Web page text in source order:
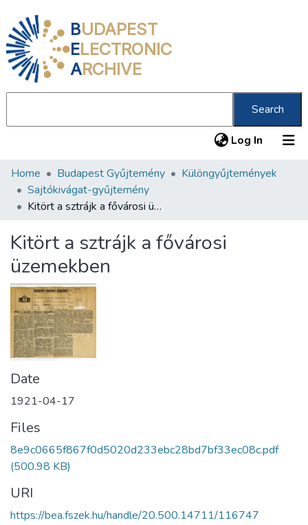
BUDAPEST
ELECTRONIC
ARCHIVE
Search
Log In (current)
Communities & Collections
All of DSpace
About us
Home Budapest Gyűjtemény
Különgyűjtemények
Sajtókivágat-gyűjtemény
Kitört a sztrájk a fővárosi üzemekben
Kitört a sztrájk a fővárosi
üzemekben
Date
1921-04-17
Files
8e9c0665f867f0d5020d233ebc28bd7bf33ec08c.pdf
(500.98 KB)
URI
https://bea.fszek.hu/handle/20.500.14711/116747